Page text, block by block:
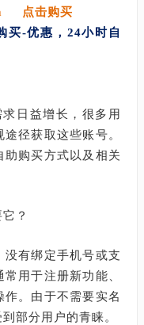
点击购买
买-优惠，24小时自
求日益增长，很多用
径获取这些账号。
购买方式以及相关
？
有绑定手机号或支
用于注册新功能、
。由于不需要实名
部分用户的青睐。